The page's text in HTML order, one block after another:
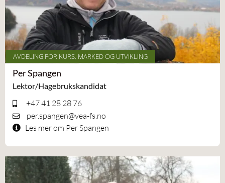
AVDELING FOR KURS, MARKED OG UTVIKLING
Per Spangen
Lektor/Hagebrukskandidat
+47 41 28 28 76
per.spangen@vea-fs.no
Les mer om Per Spangen